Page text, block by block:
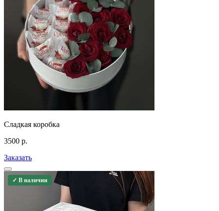
Сладкая коробка
3500 р.
Заказать
✓ В наличии